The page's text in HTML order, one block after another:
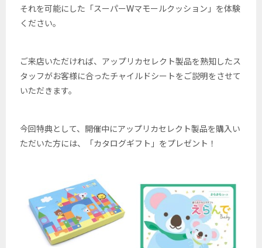
それを可能にした「スーパーWマモールクッション」を体験
ください。
ご来店いただければ、アップリカセレクト製品を熟知したス
タッフがお客様に合ったチャイルドシートをご説明をさせて
いただきます。
今回特典として、開催中にアップリカセレクト製品を購入い
ただいた方には、「カタログギフト」をプレゼント！